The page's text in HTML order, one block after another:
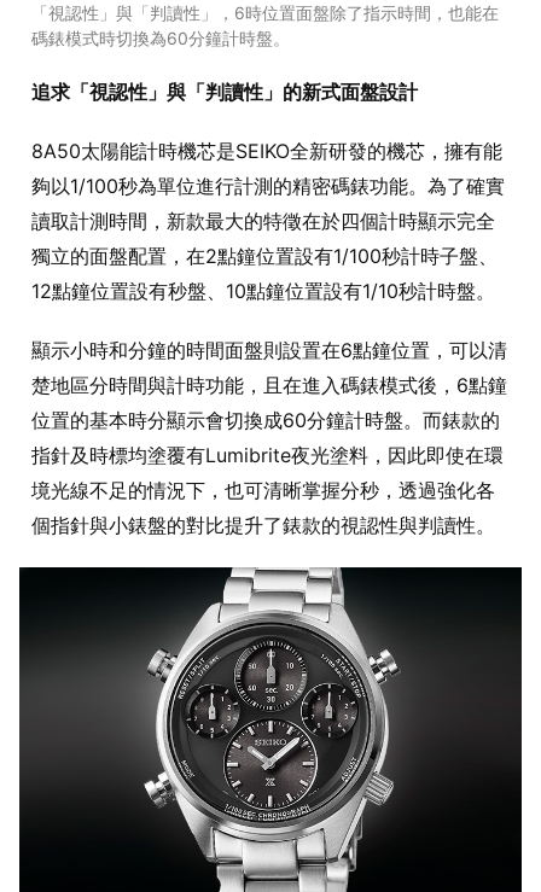
「視認性」與「判讀性」，6時位置面盤除了指示時間，也能在
碼錶模式時切換為60分鐘計時盤。
追求「視認性」與「判讀性」的新式面盤設計
8A50太陽能計時機芯是SEIKO全新研發的機芯，擁有能
夠以1/100秒為單位進行計測的精密碼錶功能。為了確實
讀取計測時間，新款最大的特徵在於四個計時顯示完全
獨立的面盤配置，在2點鐘位置設有1/100秒計時子盤、
12點鐘位置設有秒盤、10點鐘位置設有1/10秒計時盤。
顯示小時和分鐘的時間面盤則設置在6點鐘位置，可以清
楚地區分時間與計時功能，且在進入碼錶模式後，6點鐘
位置的基本時分顯示會切換成60分鐘計時盤。而錶款的
指針及時標均塗覆有Lumibrite夜光塗料，因此即使在環
境光線不足的情況下，也可清晰掌握分秒，透過強化各
個指針與小錶盤的對比提升了錶款的視認性與判讀性。